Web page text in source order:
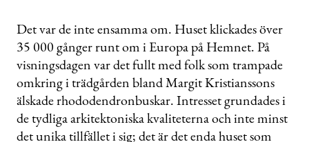
Det var de inte ensamma om. Huset klickades över
35 000 gånger runt om i Europa på Hemnet. På
visningsdagen var det fullt med folk som trampade
omkring i trädgården bland Margit Kristianssons
älskade rhododendronbuskar. Intresset grundades i
de tydliga arkitektoniska kvaliteterna och inte minst
det unika tillfället i sig; det är det enda huset som